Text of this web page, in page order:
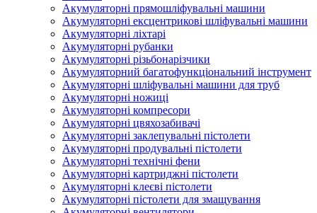
Акумуляторні прямошліфувальні машини
Акумуляторні ексцентрикові шліфувальні машини
Акумуляторні ліхтарі
Акумуляторні рубанки
Акумуляторні різьбонарізчики
Акумуляторний багатофункціональний інструмент
Акумуляторні шліфувальні машини для труб
Акумуляторні ножиці
Акумуляторні компресори
Акумуляторні цвяхозабивачі
Акумуляторні заклепувальні пістолети
Акумуляторні продувальні пістолети
Акумуляторні технічні фени
Акумуляторні картриджні пістолети
Акумуляторні клеєві пістолети
Акумуляторні пістолети для змащування